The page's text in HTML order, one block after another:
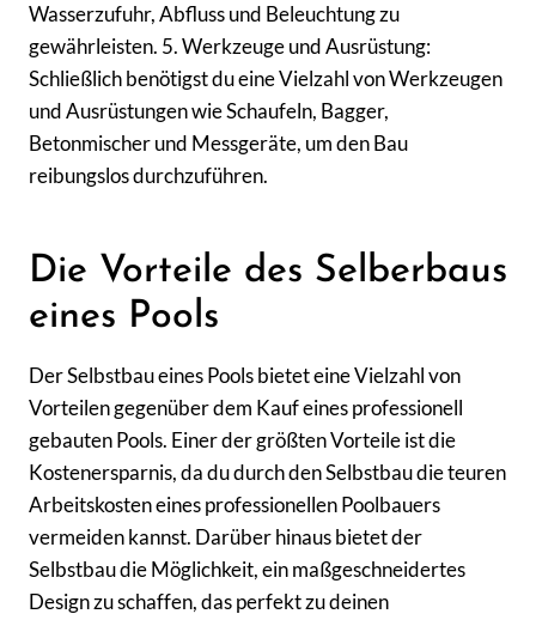
Wasserzufuhr, Abfluss und Beleuchtung zu
gewährleisten. 5. Werkzeuge und Ausrüstung:
Schließlich benötigst du eine Vielzahl von Werkzeugen
und Ausrüstungen wie Schaufeln, Bagger,
Betonmischer und Messgeräte, um den Bau
reibungslos durchzuführen.
Die Vorteile des Selberbaus
eines Pools
Der Selbstbau eines Pools bietet eine Vielzahl von
Vorteilen gegenüber dem Kauf eines professionell
gebauten Pools. Einer der größten Vorteile ist die
Kostenersparnis, da du durch den Selbstbau die teuren
Arbeitskosten eines professionellen Poolbauers
vermeiden kannst. Darüber hinaus bietet der
Selbstbau die Möglichkeit, ein maßgeschneidertes
Design zu schaffen, das perfekt zu deinen